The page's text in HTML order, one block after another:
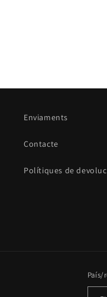
Enviaments
Contacte
Polítiques de
País/